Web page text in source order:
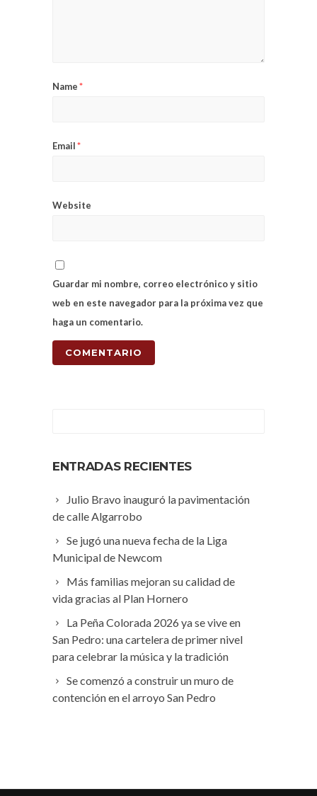
Name*
Email*
Website
Guardar mi nombre, correo electrónico y sitio
web en este navegador para la próxima vez que
haga un comentario.
ENTRADAS RECIENTES
Julio Bravo inauguró la pavimentación
de calle Algarrobo
Se jugó una nueva fecha de la Liga
Municipal de Newcom
Más familias mejoran su calidad de
vida gracias al Plan Hornero
La Peña Colorada 2026 ya se vive en
San Pedro: una cartelera de primer nivel
para celebrar la música y la tradición
Se comenzó a construir un muro de
contención en el arroyo San Pedro